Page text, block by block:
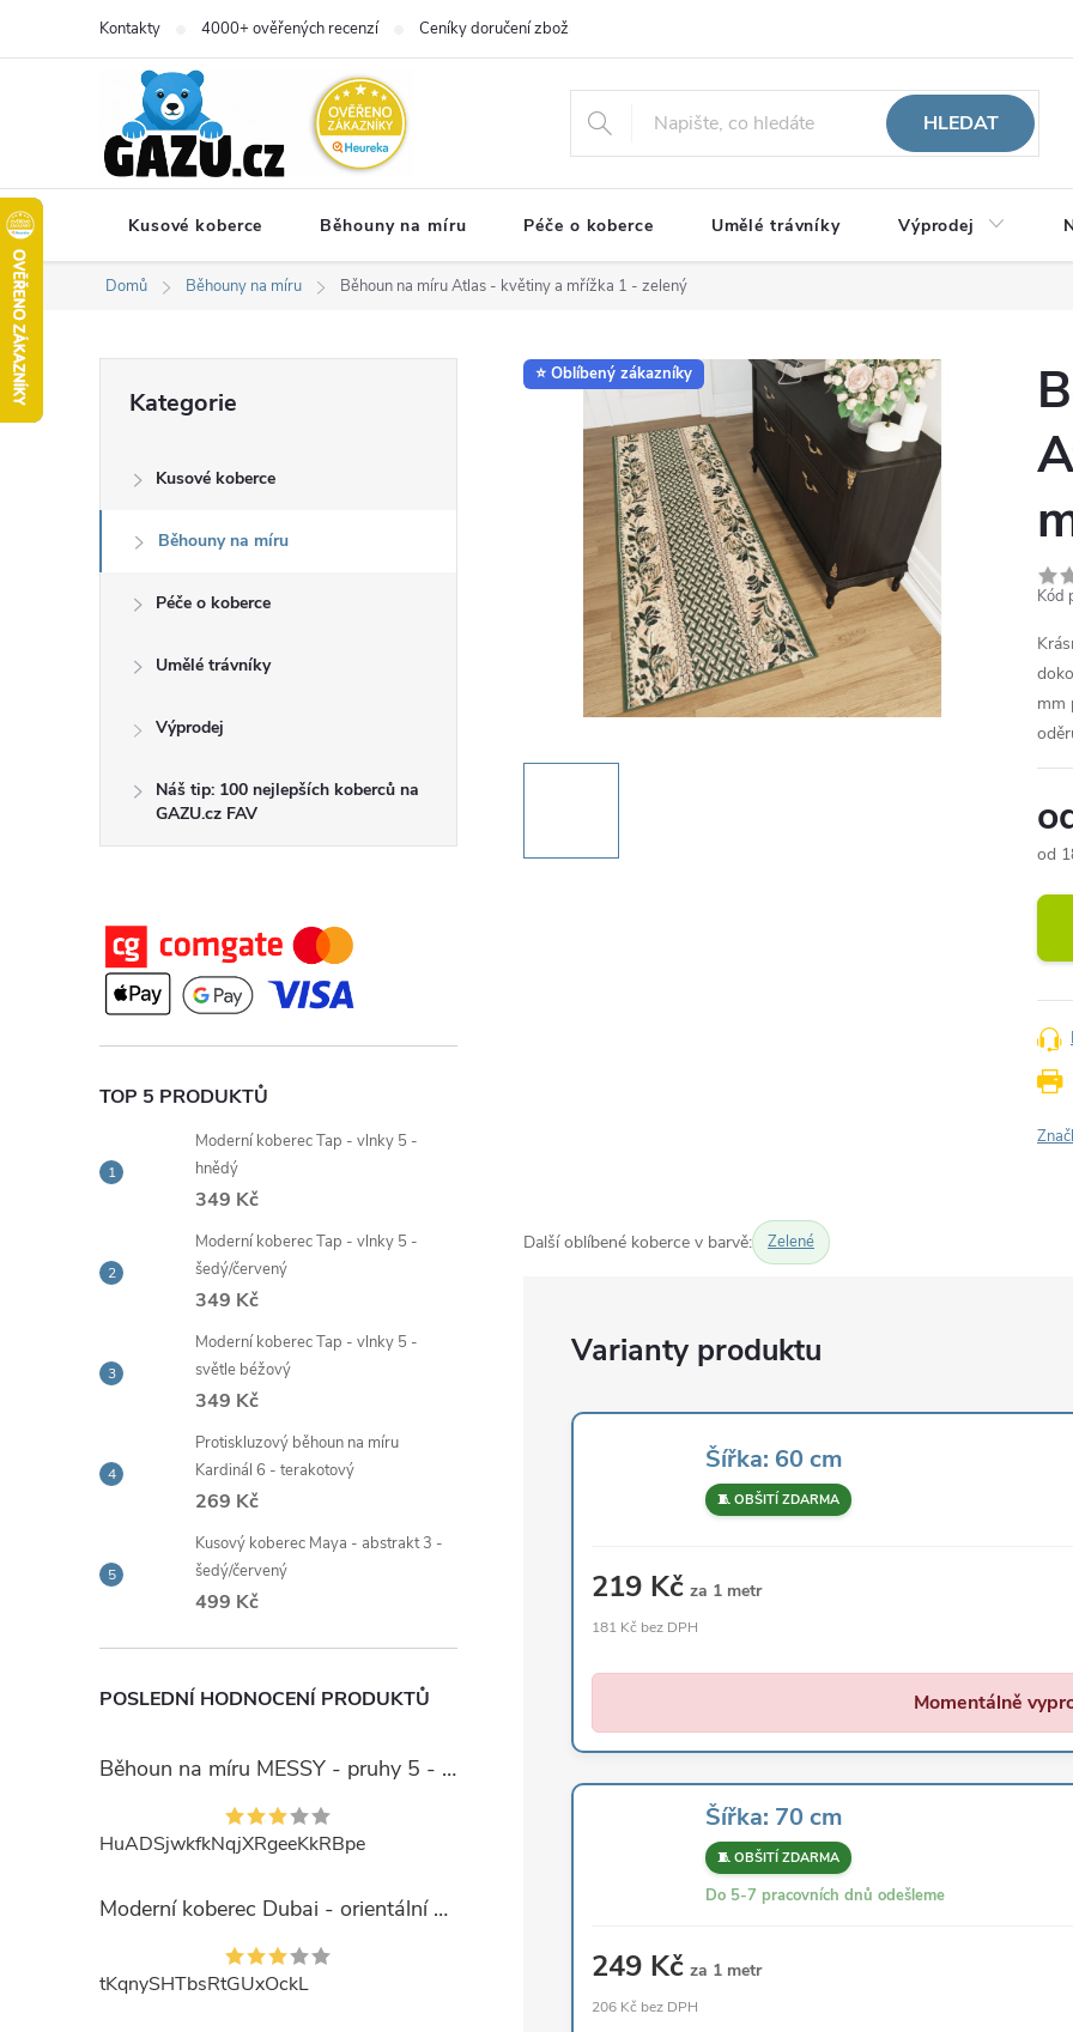
Kontakty 4000+ ověřených recenzí Ceníky doručení zboží
HLEDAT
Kusové koberce Běhouny na míru Péče o koberce Umělé trávníky Výprodej
Domů Běhouny na míru Běhoun na míru Atlas - květiny a mřížka 1 - zelený
s
t
í
p
a
n
e
l
kategorie
Kategorie
Kusové koberce
Běhouny na míru
Péče o koberce
Umělé trávníky
Výprodej
Náš tip: 100 nejlepších koberců na
GAZU.cz FAV
TOP 5 PRODUKTŮ
Moderní koberec Tap - vlnky 5 -
hnědý
349 Kč
Moderní koberec Tap - vlnky 5 -
šedý/červený
349 Kč
Moderní koberec Tap - vlnky 5 -
světle béžový
349 Kč
Protiskluzový běhoun na míru
Kardinál 6 - terakotový
269 Kč
Kusový koberec Maya - abstrakt 3 -
šedý/červený
499 Kč
POSLEDNÍ HODNOCENÍ PRODUKTŮ
Běhoun na míru MESSY - pruhy 5 - béžový
HuADSjwkfkNqjXRgeeKkRBpe
Moderní koberec Dubai - orientální 6 - červený
tKqnySHTbsRtGUxOckL
⭐ Oblíbený zákazníky
Kód
mm
od
cena:
Další oblíbené koberce v barvě: Zelené
Šířka: 60 cm
🧵 OBŠITÍ ZDARMA
219 Kč za 1 metr
181 Kč bez DPH
Momentálně
Šířka: 70 cm
🧵 OBŠITÍ ZDARMA
Do 5-7 pracovních dnů odešleme
249 Kč za 1 metr
206 Kč bez DPH